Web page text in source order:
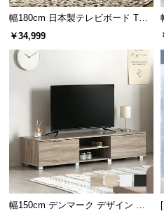
ブ
グ
幅110cm デンマークデザイン
ワークデスク
幅180cm 日本製テレビボード TOT-
001
￥34,999
幅150cm デンマーク デザイン ロ